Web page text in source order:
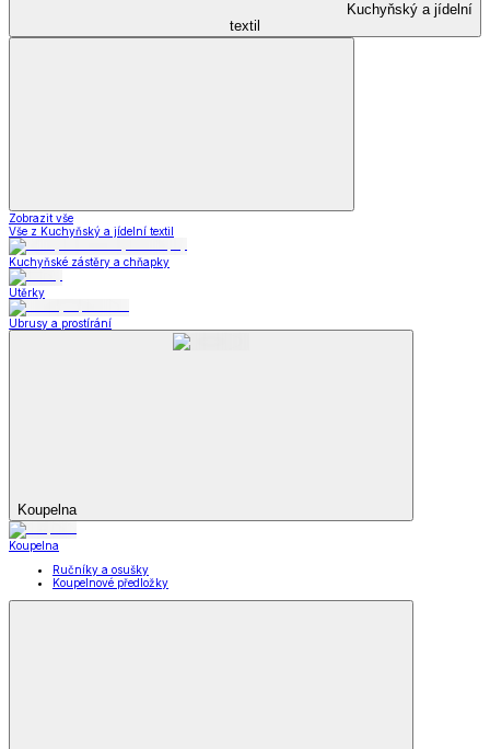
Kuchyňský a jídelní
textil
Zobrazit vše
Vše z Kuchyňský a jídelní textil
Kuchyňské zástěry a chňapky
Utěrky
Ubrusy a prostírání
Koupelna
Koupelna
Ručníky a osušky
Koupelnové předložky